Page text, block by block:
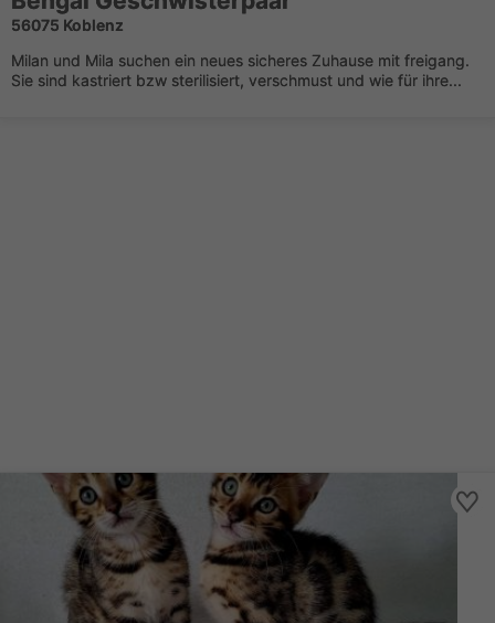
56075 Koblenz
Milan und Mila suchen ein neues sicheres Zuhause mit freigang.
Sie sind kastriert bzw sterilisiert, verschmust und wie für ihre...